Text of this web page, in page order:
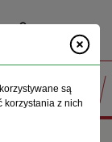
PL
są
korzystania z nich